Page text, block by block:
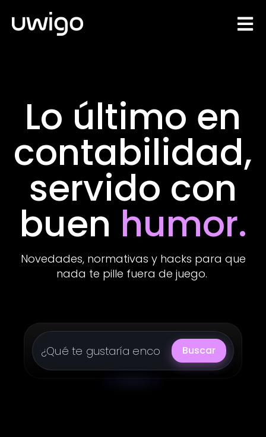
Lo último en
contabilidad,
servido con
buen humor.
Novedades, normativas y hacks para que
nada te pille fuera de juego.
Buscar